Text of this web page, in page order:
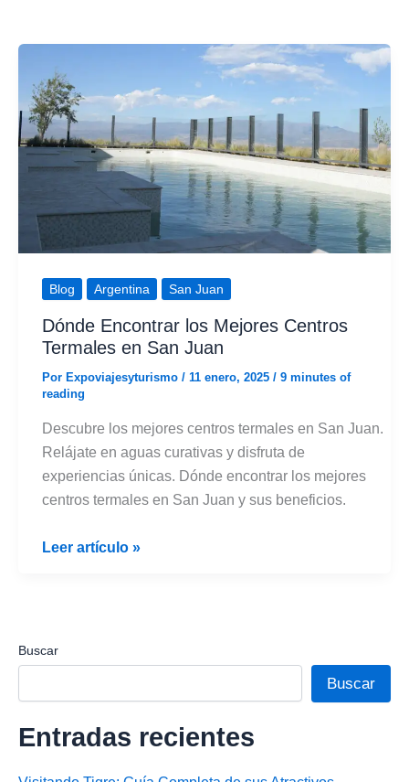
Blog Argentina San Juan
Dónde Encontrar los Mejores Centros
Termales en San Juan
Por Expoviajesyturismo / 11 enero, 2025 / 9 minutes of
reading
Descubre los mejores centros termales en San Juan.
Relájate en aguas curativas y disfruta de
experiencias únicas. Dónde encontrar los mejores
centros termales en San Juan y sus beneficios.
Dónde
Termales
Juan
Leer artículo »
Buscar
Buscar
Entradas recientes